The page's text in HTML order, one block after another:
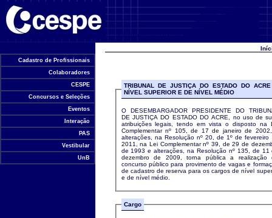
Cadastro de Profissionais
Colaboradores
CESPE
Concursos e Seleções
Eventos
Interação
PAS
Vestibular
UnB
TRIBUNAL DE JUSTIÇA DO ESTADO DO
NÍVEL SUPERIOR E DE NÍVEL MÉDIO
O DESEMBARGADOR PRESIDENTE DO
DE JUSTIÇA DO ESTADO DO ACRE, no uso de
atribuições legais, tendo em vista o disposto na
Complementar nº 105, de 17 de janeiro de
alterações, na Resolução nº 20, de 1º de fevereiro
2011, na Lei Complementar nº 39, de 29 de
de 1993 e alterações, na Resolução nº 135, de 11
dezembro de 2009, torna pública a realização
concurso público para provimento de vagas e
de cadastro de reserva para os cargos de nível
e de nível médio.
Cargo